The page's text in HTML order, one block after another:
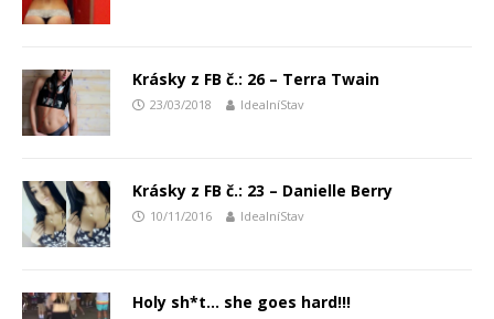
Krásky z FB č.: 26 – Terra Twain
23/03/2018 IdealníStav
Krásky z FB č.: 23 – Danielle Berry
10/11/2016 IdealníStav
Holy sh*t… she goes hard!!!